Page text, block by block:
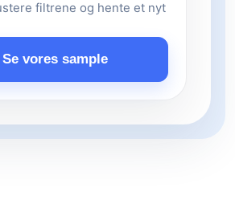
filtrene og hente et nyt
Se vores sample